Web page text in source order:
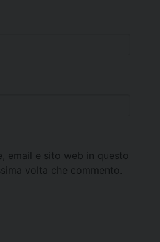
email e sito web in questo
volta che commento.